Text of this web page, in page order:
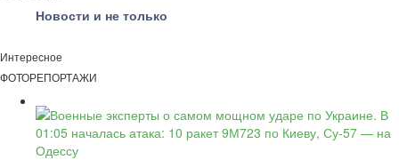
Новости и не только
Интересное
ФОТОРЕПОРТАЖИ